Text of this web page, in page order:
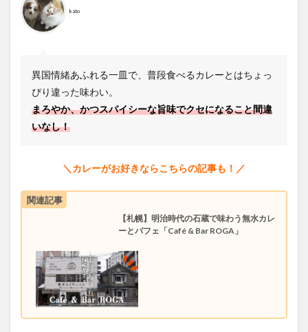
kato
異国情緒あふれる一皿で、普段食べるカレーとはちょっ
ぴり違った味わい。
まろやか、かつスパイシーな旨味でクセになること間違
いなし！
＼カレーがお好きならこちらの記事も！／
関連記事
【札幌】明治時代の石蔵で味わう無水カレ
ーとパフェ「Café & Bar ROGA」